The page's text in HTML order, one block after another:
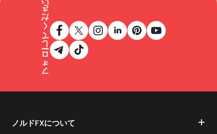
フォローしてください
ノルドFXについて